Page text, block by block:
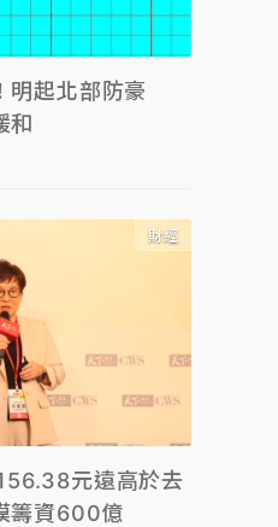
明起北部防豪
和
財經
元遠高於去
籌資600億